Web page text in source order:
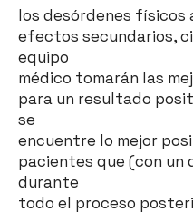
los desórdenes
efectos secundarios,
equipo
médico tomarán las
para un resultado
se
encuentre lo mejor
pacientes que (con un
durante
todo el proceso